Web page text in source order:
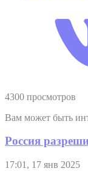
4300 просмотров
Вам может быть
Россия
17:01, 17 янв 2025